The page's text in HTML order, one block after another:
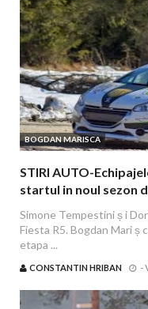
BOGDAN MARISCA
STIRI AUTO-
startul in noul sezon
Simone Tempestini ș i
Fiesta R5. Bogdan Mari ș
etapa ...
CONSTANTIN HRIBAN -